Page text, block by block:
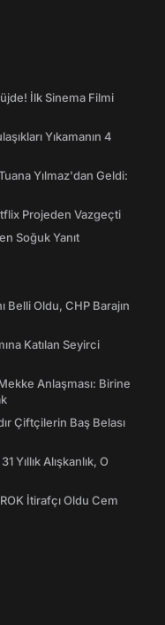
İlk Sinema Filmi
Yıkamanın 4
Yılmaz'dan Geldi:
Projeden Vazgeçti
Soğuk Yanıt
Belli Oldu, CHP Barajın
Katılan Seyirci
Anlaşması: Birine
Çiftçilerin Baş Belası
Yıllık Alışkanlık, O
İtirafçı Oldu Cem